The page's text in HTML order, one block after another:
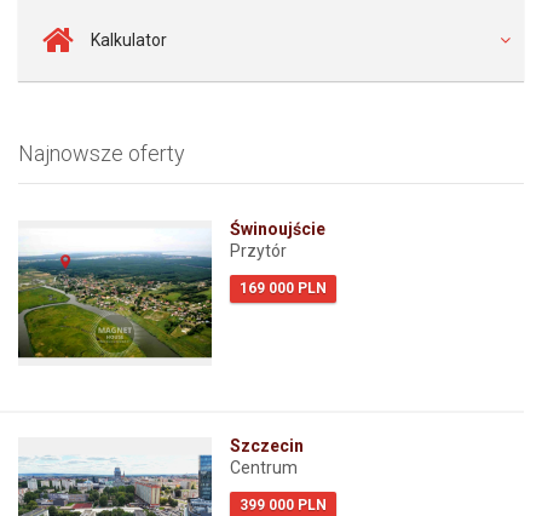
Kalkulator
Najnowsze oferty
Świnoujście
Przytór
169 000 PLN
Szczecin
Centrum
399 000 PLN